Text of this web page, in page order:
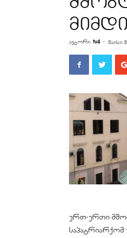
ავტორი tv4 - მაისი
ერთ-ერთი